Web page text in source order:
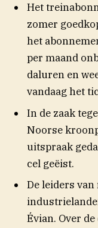
Het
zomer
het
per maand
daluren en
vandaag het
In de zaak
Noorse
uitspraak
cel geëist.
De leiders
Évian. Over